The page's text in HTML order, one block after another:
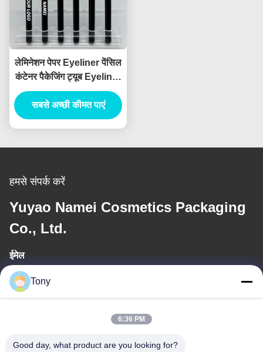
लेमिनेशन पेपर Eyeliner पेंसिल
कंटेनर पैकेजिंग ट्यूब Eyeliner
ट्यूब इंजेक्शन ब्लो
सबसे अच्छी कीमत पाएं
हमसे संपर्क करें
Yuyao Namei Cosmetics Packaging
Co., Ltd.
ईमेल
tony@chinacosmeticpackaging.com
Tony
6:36 PM
Good day, what product are you looking for?